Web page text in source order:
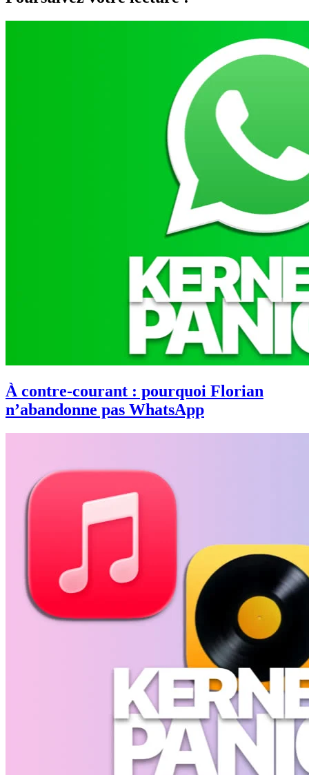
À contre-courant : pourquoi Florian
n’abandonne pas WhatsApp